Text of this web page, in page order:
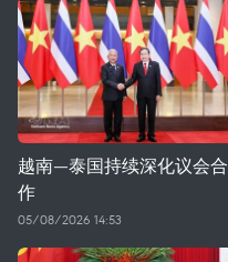
越南—泰国持续深化议会合
作
05/08/2026 14:53